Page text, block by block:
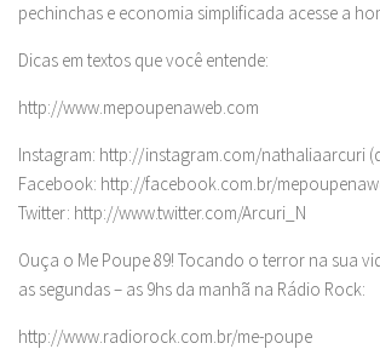
pechinchas e economia simplificada acesse a
Dicas em textos que você entende:
http://www.mepoupenaweb.com
Instagram: http://instagram.com/nathaliaarcuri
Facebook: http://facebook.com.br/
Twitter: http://www.twitter.com/Arcuri_N
Ouça o Me Poupe 89! Tocando o terror na sua
as segundas – as 9hs da manhã na Rádio Rock:
http://www.radiorock.com.br/me-poupe